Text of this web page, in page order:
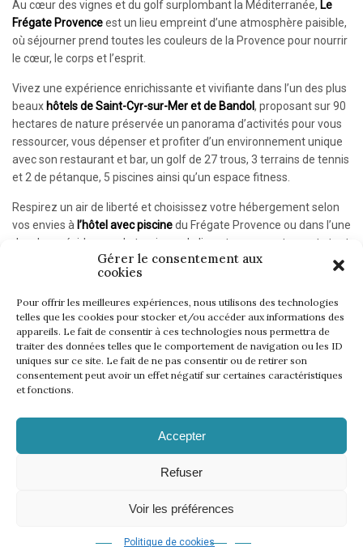
Gérer le consentement aux
cookies
Pour offrir les meilleures expériences, nous utilisons des technologies
telles que les cookies pour stocker et/ou accéder aux informations des
appareils. Le fait de consentir à ces technologies nous permettra de
traiter des données telles que le comportement de navigation ou les ID
uniques sur ce site. Le fait de ne pas consentir ou de retirer son
consentement peut avoir un effet négatif sur certaines caractéristiques
et fonctions.
Accepter
Refuser
Voir les préférences
Politique de cookies
Au cœur des vignes et du golf surplombant la Méditerranée, Le
Frégate Provenceest un lieu empreint d’une atmosphère paisible,
où séjourner prend toutes les couleurs de la Provence pour nourrir
le cœur, le corps et l’esprit.
Vivez une expérience enrichissante et vivifiante dans l’un des plus
beaux hôtels de Saint-Cyr-sur-Mer et de Bandol, proposant sur 90
hectares de nature préservée un panorama d’activités pour vous
ressourcer, vous dépenser et profiter d’un environnement unique
avec son restaurant et bar, un golf de 27 trous, 3 terrains de tennis
et 2 de pétanque, 5 piscines ainsi qu’un espace fitness.
Respirez un air de liberté et choisissez votre hébergement selon
vos envies à l’hôtel avec piscinedu Frégate Provence ou dans l’une
des deux résidences de tourisme du lieu et ses appartements tout
1 nuit en chambre double vue Mer
Petit-déjeuner pour 2 personnes
2 green-fees
Hors juillet et août et jours fériés
Règlement WinInZone–Règlement WininCup